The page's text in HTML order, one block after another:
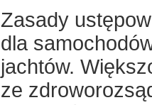
Zasady
dla
jachtów.
ze